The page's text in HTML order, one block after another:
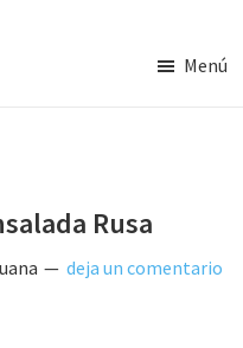
Menú
Rusa
deja un comentario